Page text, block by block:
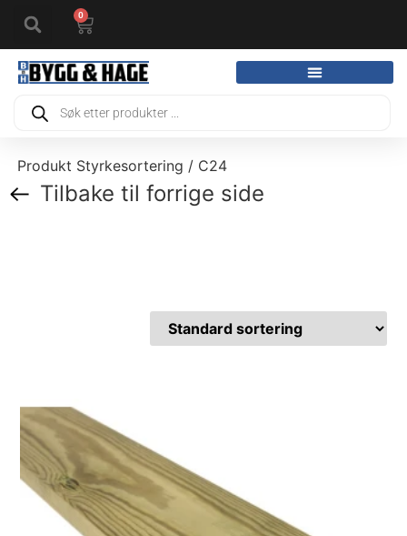
0
Produkt Styrkesortering / C24
Tilbake til forrige side